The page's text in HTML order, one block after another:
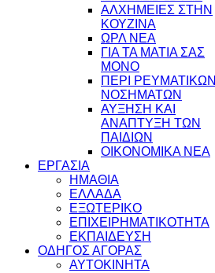
ΑΛΧΗΜΕΙΕΣ ΣΤΗΝ
ΚΟΥΖΙΝΑ
ΩΡΛ ΝEA
ΓΙΑ ΤΑ ΜΑΤΙΑ ΣΑΣ
ΜΟΝΟ
ΠΕΡΙ ΡΕΥΜΑΤΙΚΩΝ
ΝΟΣΗΜΑΤΩΝ
ΑΥΞΗΣΗ ΚΑΙ
ΑΝΑΠΤΥΞΗ ΤΩΝ
ΠΑΙΔΙΩΝ
ΟΙΚΟΝΟΜΙΚΑ ΝΕΑ
ΕΡΓΑΣΙΑ
ΗΜΑΘΙΑ
ΕΛΛΑΔΑ
ΕΞΩΤΕΡΙΚΟ
ΕΠΙΧΕΙΡΗΜΑΤΙΚΟΤΗΤΑ
ΕΚΠΑΙΔΕΥΣΗ
ΟΔΗΓΟΣ ΑΓΟΡΑΣ
ΑΥΤΟΚΙΝΗΤΑ